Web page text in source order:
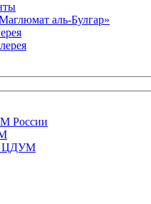
аль-Булгар»
России
ЦДУМ